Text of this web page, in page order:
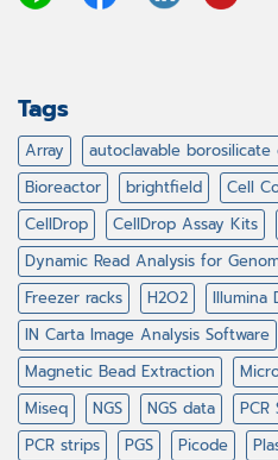
Tags
Array autoclavable borosilicate
Bioreactor
brightfield Cell
CellDrop
CellDrop Assay Kits
Dynamic Read Analysis for
Freezer racks
H2O2
Illumina
IN Carta Image Analysis Software
Magnetic Bead Extraction
Miseq
NGS NGS data PCR
PCR strips
PGS Picode